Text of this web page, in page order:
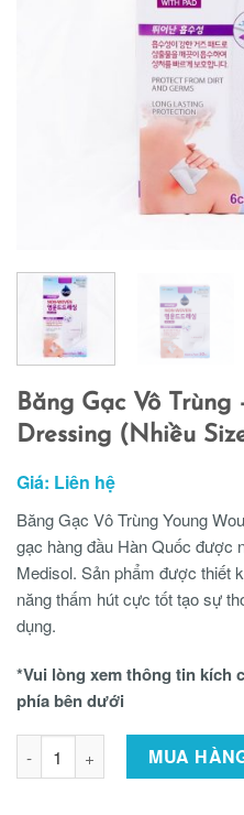
Băng Gạc Vô Trùng
Dressing (Nhiều
Giá: Liên hệ
Băng Gạc Vô Trùng Young
gạc hàng đầu Hàn Quốc được
Medisol. Sản phẩm được thiết
năng thấm hút cực tốt tạo sự
dụng.
*Vui lòng xem thông tin kích
phía bên dưới
Băng Gạc Vô Trùng -
MUA